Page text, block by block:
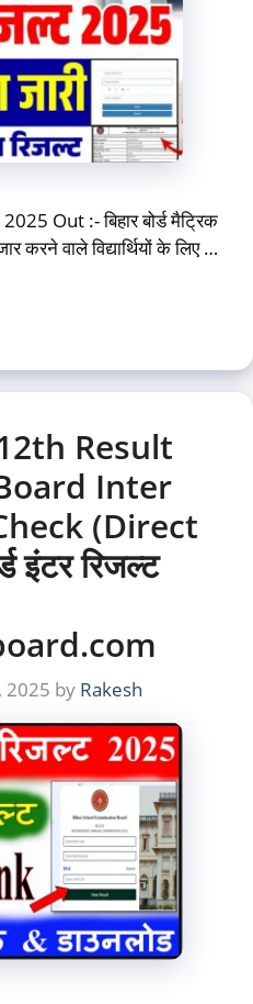
Out :- बिहार बोर्ड मैट्रिक
करने वाले विद्यार्थियों के लिए …
Result
Inter
(Direct
इंटर रिजल्ट
2025 by Rakesh